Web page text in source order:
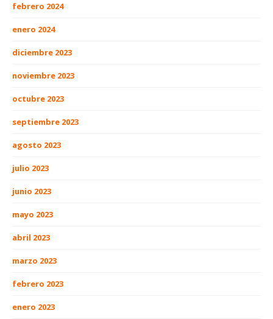
febrero 2024
enero 2024
diciembre 2023
noviembre 2023
octubre 2023
septiembre 2023
agosto 2023
julio 2023
junio 2023
mayo 2023
abril 2023
marzo 2023
febrero 2023
enero 2023